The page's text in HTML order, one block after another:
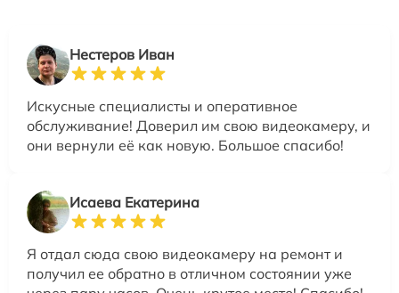
Нестеров Иван
Искусные специалисты и оперативное
обслуживание! Доверил им свою видеокамеру, и
они вернули её как новую. Большое спасибо!
Исаева Екатерина
Я отдал сюда свою видеокамеру на ремонт и
получил ее обратно в отличном состоянии уже